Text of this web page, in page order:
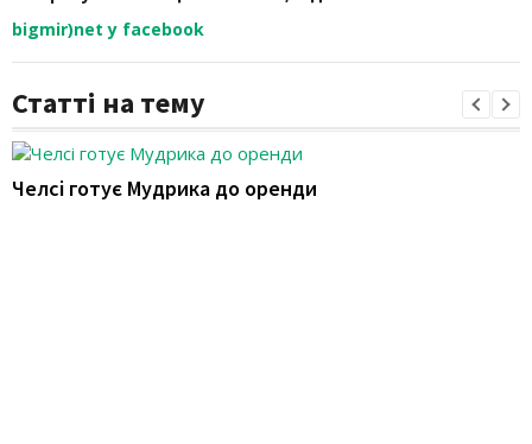
bigmir)net у facebook
Статті на тему
Челсі готує Мудрика до оренди